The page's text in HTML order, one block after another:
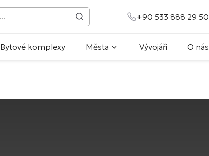
+90 533 888 29 50
Bytové komplexy Města Vývojáři O nás